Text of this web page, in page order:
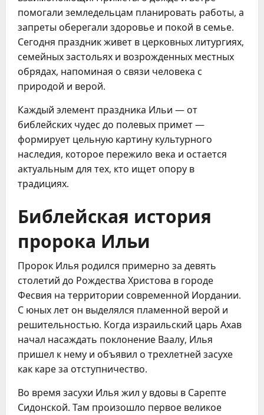
помогали земледельцам планировать работы, а
запреты оберегали здоровье и покой в семье.
Сегодня праздник живет в церковных литургиях,
семейных застольях и возрожденных местных
обрядах, напоминая о связи человека с
природой и верой.
Каждый элемент праздника Ильи — от
библейских чудес до полевых примет —
формирует цельную картину культурного
наследия, которое пережило века и остается
актуальным для тех, кто ищет опору в
традициях.
Библейская история
пророка Ильи
Пророк Илья родился примерно за девять
столетий до Рождества Христова в городе
Фесвия на территории современной Иордании.
С юных лет он выделялся пламенной верой и
решительностью. Когда израильский царь Ахав
начал насаждать поклонение Ваалу, Илья
пришел к нему и объявил о трехлетней засухе
как каре за отступничество.
Во время засухи Илья жил у вдовы в Сарепте
Сидонской. Там произошло первое великое